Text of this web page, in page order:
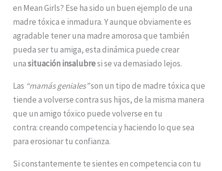
en Mean Girls? Ese ha sido un buen ejemplo de una
madre tóxica e inmadura. Y aunque obviamente es
agradable tener una madre amorosa que también
pueda ser tu amiga, esta dinámica puede crear
unasituación insalubresi se va demasiado lejos.
Las “mamás geniales”son un tipo de madre tóxica que
tiende a volverse contra sus hijos, de la misma manera
que un amigo tóxico puede volverse en tu
contra: creando competencia y haciendo lo que sea
para erosionar tu confianza.
Si constantemente te sientes en competencia con tu